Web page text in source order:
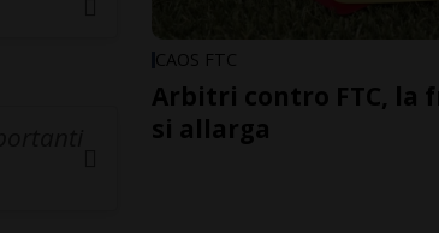
CAOS FTC
Arbitri contro FTC, la
si allarga